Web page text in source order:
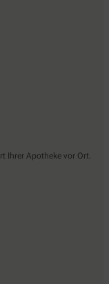
Ihrer Apotheke vor Ort.